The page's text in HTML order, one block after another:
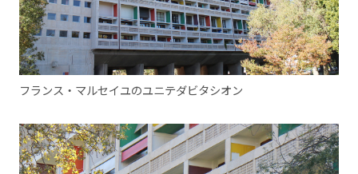
フランス・マルセイユのユニテダビタシオン